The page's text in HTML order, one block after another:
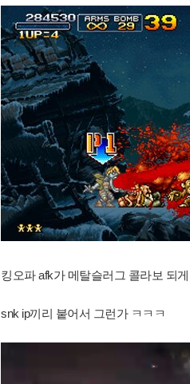
킹오파 afk가 메탈슬러그 콜라보 되
snk ip끼리 붙어서 그런가 ㅋㅋㅋ